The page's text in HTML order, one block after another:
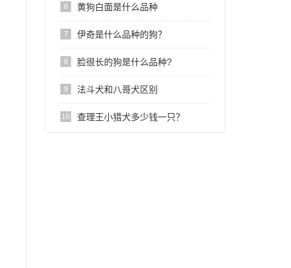
6 黄狗白面是什么品种
7 伊奇是什么品种的狗？
8 ​脸很长的狗是什么品种?
9 法斗犬和八哥犬区别
10 查理王小猎犬多少钱一只？